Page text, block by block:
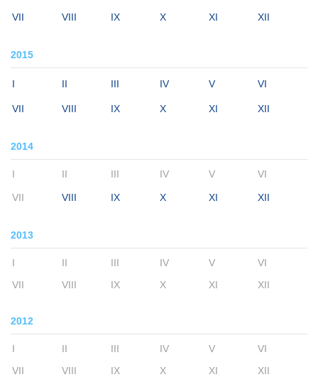
VII VIII IX X XI XII
2015
I II III IV V VI
VII VIII IX X XI XII
2014
I II III IV V VI
VII VIII IX X XI XII
2013
I II III IV V
VI
VII
VIII IX X XI XII
2012
I II III IV V
VI
VII
VIII IX X XI XII